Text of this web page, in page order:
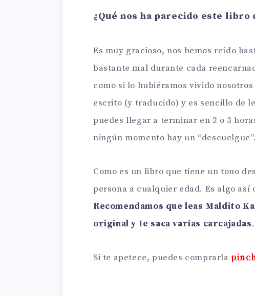
¿Qué nos ha parecido este libro
Es muy gracioso, nos hemos reído
bastante mal durante cada
como si lo hubiéramos vivido
escrito (y traducido) y es sencillo de
puedes llegar a terminar en 2 o 3
ningún momento hay un “descuelgue”.
Como es un libro que tiene un tono
persona a cualquier edad. Es algo así
Recomendamos que leas Maldito
original y te saca varias carcajadas.
Si te apetece, puedes comprarla